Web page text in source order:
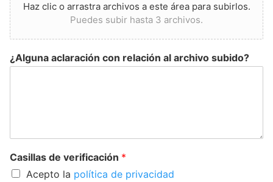
Haz clic o arrastra archivos a este área para subirlos.
Puedes subir hasta 3 archivos.
¿Alguna aclaración con relación al archivo subido?
Casillas de verificación *
Acepto la política de privacidad